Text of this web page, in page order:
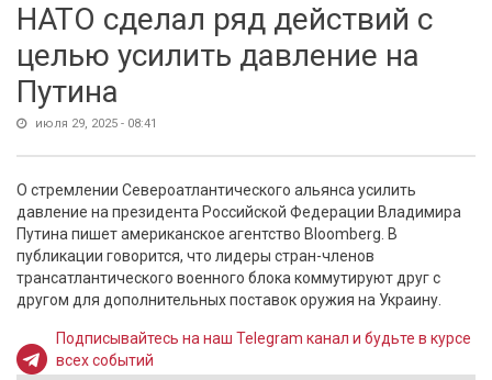
НАТО сделал ряд действий с
целью усилить давление на
Путина
июля 29, 2025 - 08:41
О стремлении Североатлантического альянса усилить
давление на президента Российской Федерации Владимира
Путина пишет американское агентство Bloomberg. В
публикации говорится, что лидеры стран-членов
трансатлантического военного блока коммутируют друг с
другом для дополнительных поставок оружия на Украину.
Подписывайтесь на наш Telegram канал и будьте в курсе
всех событий